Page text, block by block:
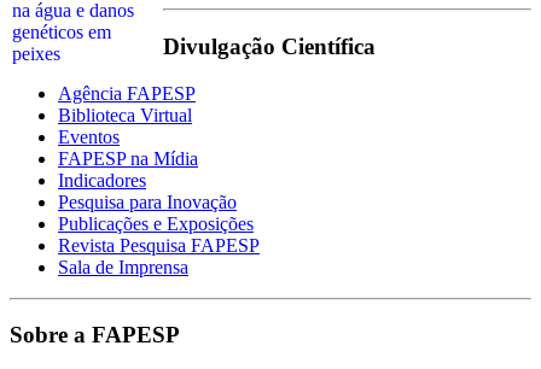
Divulgação Científica
Agência FAPESP
Biblioteca Virtual
Eventos
FAPESP na Mídia
Indicadores
Pesquisa para Inovação
Publicações e Exposições
Revista Pesquisa FAPESP
Sala de Imprensa
Sobre a FAPESP